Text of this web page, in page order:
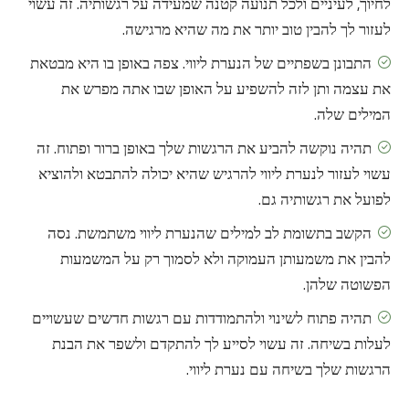
לעזור לך להבין טוב יותר את מה שהיא מרגישה.
התבונן בשפתיים של הנערת ליווי. צפה באופן בו היא מבטאת
את עצמה ותן לזה להשפיע על האופן שבו אתה מפרש את
המילים שלה.
תהיה נוקשה להביע את הרגשות שלך באופן ברור ופתוח. זה
עשוי לעזור לנערת ליווי להרגיש שהיא יכולה להתבטא ולהוציא
לפועל את רגשותיה גם.
הקשב בתשומת לב למילים שהנערת ליווי משתמשת. נסה
להבין את משמעותן העמוקה ולא לסמוך רק על המשמעות
הפשוטה שלהן.
תהיה פתוח לשינוי ולהתמודדות עם רגשות חדשים שעשויים
לעלות בשיחה. זה עשוי לסייע לך להתקדם ולשפר את הבנת
הרגשות שלך בשיחה עם נערת ליווי.